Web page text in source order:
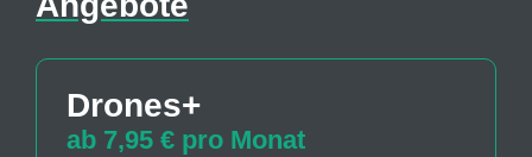
Drones+
ab 7,95 € pro Monat